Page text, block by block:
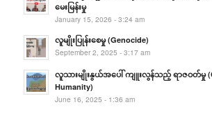
မေးမြန်းမှု
January 15, 2026 - 3:24 am
လူမျိုးပြုန်းစေမှု (Genocide)
September 2, 2025 - 3:17 am
လူသားမျိုးနွယ်အပေါ် ကျူးလွန်သည့် ရာဇဝတ်မှု
Humanity)
June 16, 2025 - 1:36 am